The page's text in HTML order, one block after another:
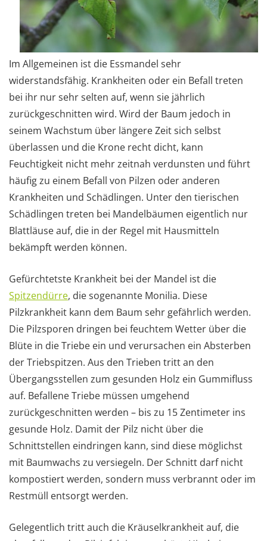
Im Allgemeinen ist die Essmandel sehr
widerstandsfähig. Krankheiten oder ein Befall treten
bei ihr nur sehr selten auf, wenn sie jährlich
zurückgeschnitten wird. Wird der Baum jedoch in
seinem Wachstum über längere Zeit sich selbst
überlassen und die Krone recht dicht, kann
Feuchtigkeit nicht mehr zeitnah verdunsten und führt
häufig zu einem Befall von Pilzen oder anderen
Krankheiten und Schädlingen. Unter den tierischen
Schädlingen treten bei Mandelbäumen eigentlich nur
Blattläuse auf, die in der Regel mit Hausmitteln
bekämpft werden können.
Gefürchtetste Krankheit bei der Mandel ist die
Spitzendürre, die sogenannte Monilia. Diese
Pilzkrankheit kann dem Baum sehr gefährlich werden.
Die Pilzsporen dringen bei feuchtem Wetter über die
Blüte in die Triebe ein und verursachen ein Absterben
der Triebspitzen. Aus den Trieben tritt an den
Übergangsstellen zum gesunden Holz ein Gummifluss
auf. Befallene Triebe müssen umgehend
zurückgeschnitten werden – bis zu 15 Zentimeter ins
gesunde Holz. Damit der Pilz nicht über die
Schnittstellen eindringen kann, sind diese möglichst
mit Baumwachs zu versiegeln. Der Schnitt darf nicht
kompostiert werden, sondern muss verbrannt oder im
Restmüll entsorgt werden.
Gelegentlich tritt auch die Kräuselkrankheit auf, die